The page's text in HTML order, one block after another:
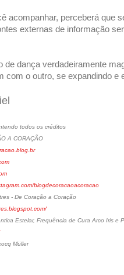
acompanhar, perceberá que
externas de informação
de dança verdadeiramente
com o outro, se expandindo
todos os créditos
A CORAÇÃO
blogdecoracaoacoracao
- De Coração a Coração
Estelar, Frequência de Cura Arco Iris e
Müller